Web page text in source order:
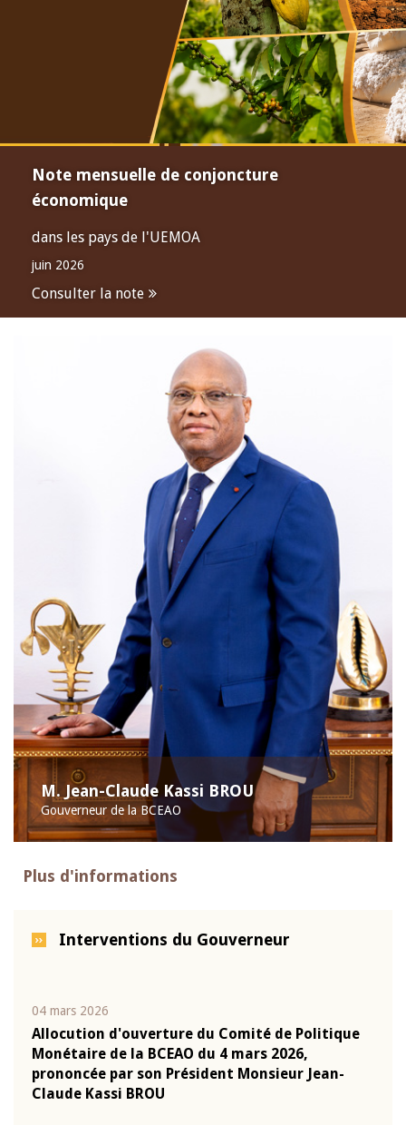
Note mensuelle de conjoncture
économique
dans les pays de l'UEMOA
juin 2026
Consulter la note
M. Jean-Claude Kassi BROU
Gouverneur de la BCEAO
Plus d'informations
Interventions du Gouverneur
04 mars 2026
Allocution d'ouverture du Comité de Politique
Monétaire de la BCEAO du 4 mars 2026,
prononcée par son Président Monsieur Jean-
Claude Kassi BROU